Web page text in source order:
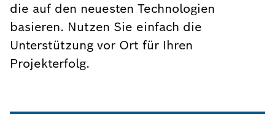
die auf den neuesten Technologien
basieren. Nutzen Sie einfach die
Unterstützung vor Ort für Ihren
Projekterfolg.